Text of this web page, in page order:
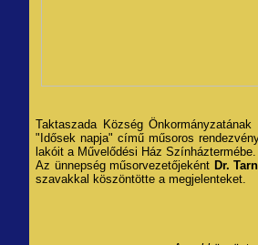
Taktaszada Község
"Idősek napja" című műsoros
lakóit a Művelődési Ház Színháztermébe.
Az ünnepség műsorvezetőjeként Dr.
szavakkal köszöntötte a megjelenteket.